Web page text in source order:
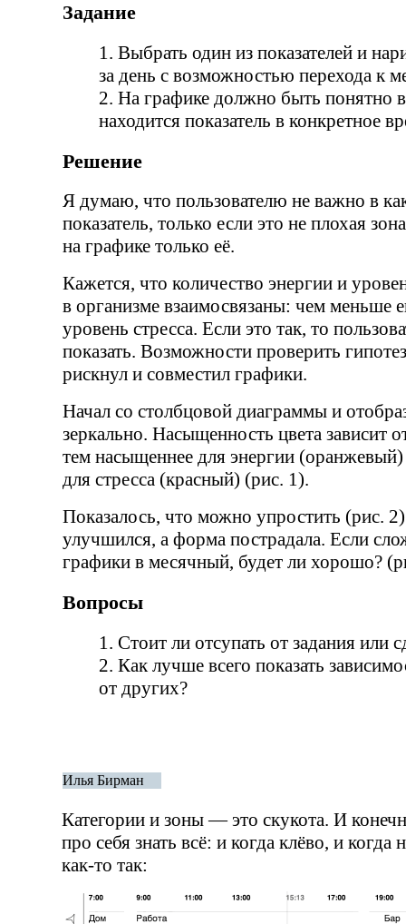
Задание
Выбрать один из показателей и
за день с возможностью перехода к
На графике должно быть понятно в
находится показатель в конкретное
Решение
Я думаю, что пользователю не важно в
показатель, только если это не плохая
на графике только её.
Кажется, что количество энергии и
в организме взаимосвязаны: чем меньше
уровень стресса. Если это так, то
показать. Возможности проверить
рискнул и совместил графики.
Начал со столбцовой диаграммы и
зеркально. Насыщенность цвета зависит
тем насыщеннее для энергии
для стресса (красный) (рис. 1).
Показалось, что можно упростить (рис.
улучшился, а форма пострадала. Если
графики в месячный, будет ли хорошо?
Вопросы
Стоит ли отсупать от задания или
Как лучше всего показать
от других?
Илья Бирман
Категории и зоны — это скукота. И
про себя знать всё: и когда клёво, и
как-то так: